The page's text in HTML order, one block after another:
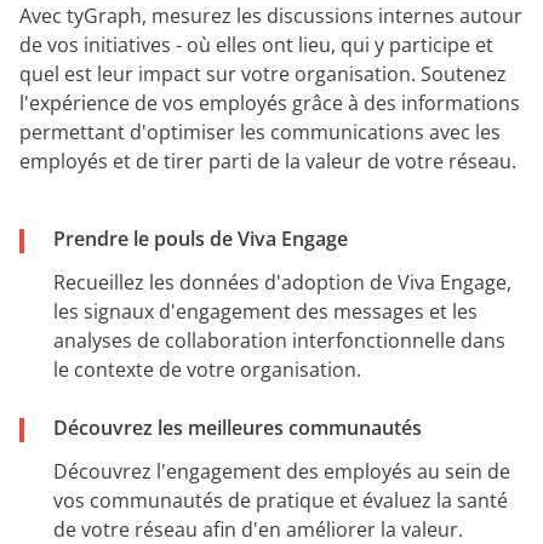
Avec tyGraph, mesurez les discussions internes autour
de vos initiatives - où elles ont lieu, qui y participe et
quel est leur impact sur votre organisation. Soutenez
l'expérience de vos employés grâce à des informations
permettant d'optimiser les communications avec les
employés et de tirer parti de la valeur de votre réseau.
Prendre le pouls de Viva Engage
Recueillez les données d'adoption de Viva Engage,
les signaux d'engagement des messages et les
analyses de collaboration interfonctionnelle dans
le contexte de votre organisation.
Découvrez les meilleures communautés
Découvrez l'engagement des employés au sein de
vos communautés de pratique et évaluez la santé
de votre réseau afin d'en améliorer la valeur.